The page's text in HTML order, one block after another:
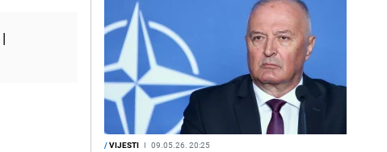
|
/VIJESTI I 09.05.26. 20:25